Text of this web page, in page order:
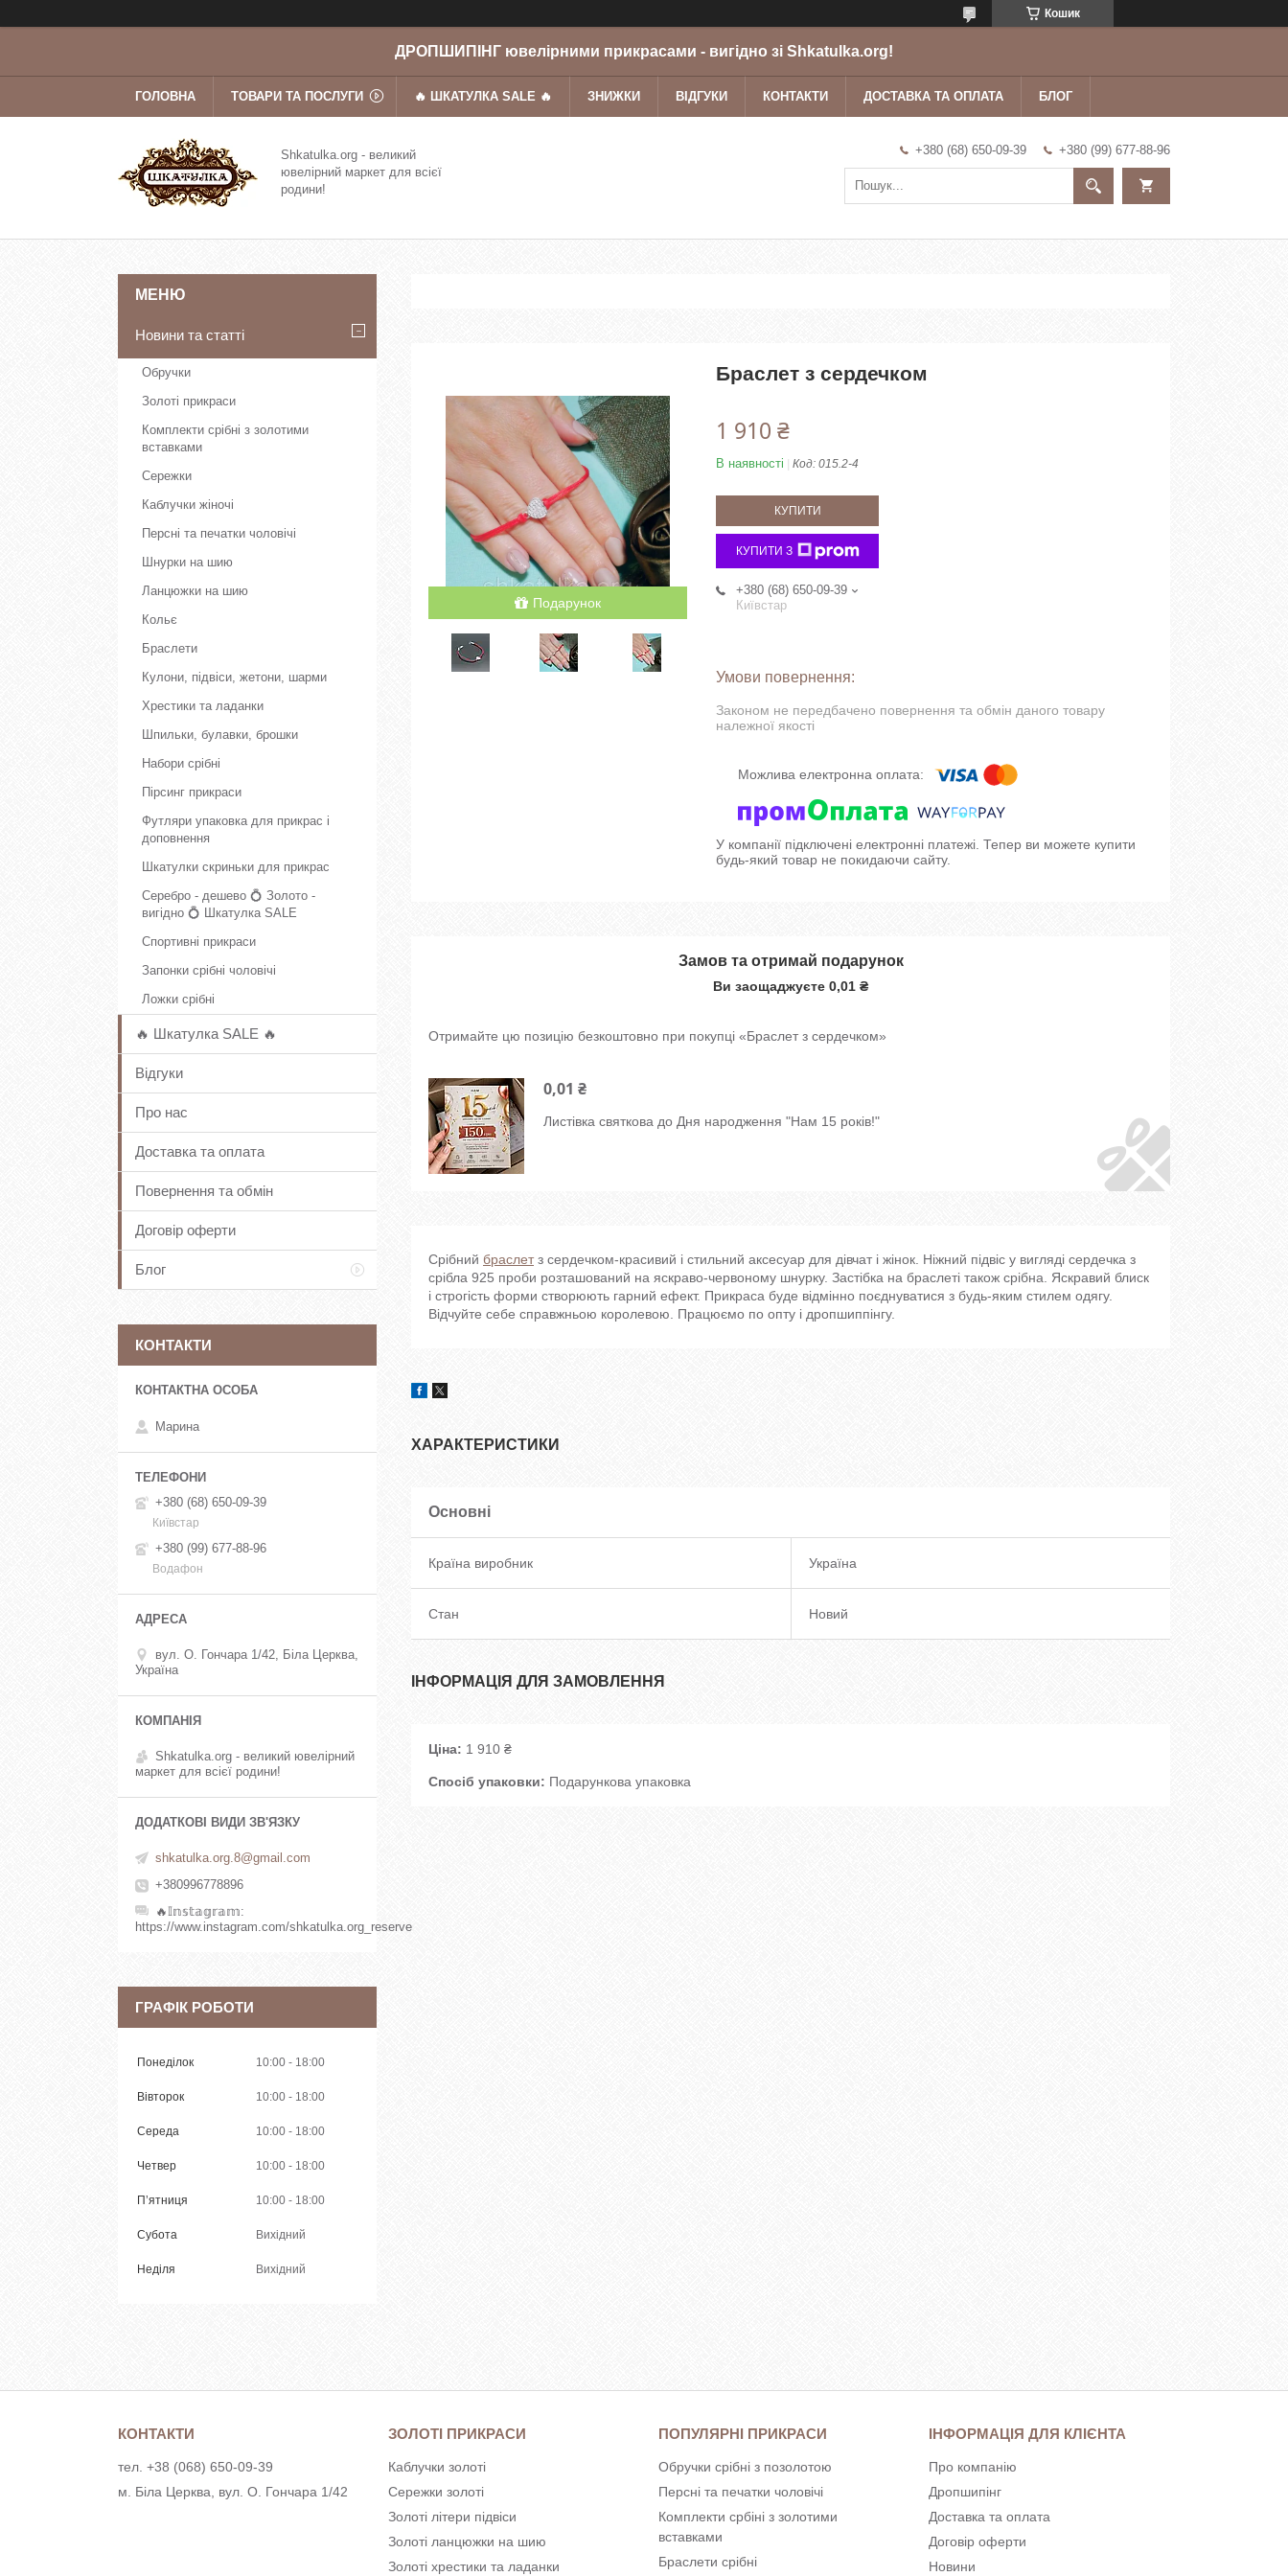
Кошик
ДРОПШИПІНГ ювелірними прикрасами - вигідно зі Shkatulka.org!
ГОЛОВНА ТОВАРИ ТА ПОСЛУГИ 🔥 ШКАТУЛКА SALE 🔥 ЗНИЖКИ ВІДГУКИ КОНТАКТИ ДОСТАВКА ТА ОПЛАТА БЛОГ
Shkatulka.org - великий
ювелірний маркет для всієї
родини!
+380 (68) 650-09-39 +380 (99) 677-88-96
Подарунок
Браслет з сердечком
1 910 ₴
В наявності Код: 015.2-4
КУПИТИ
КУПИТИ З
+380 (68) 650-09-39
Київстар
Законом не передбачено повернення та обмін даного товару
належної якості
У компанії підключені електронні платежі. Тепер ви можете купити
будь-який товар не покидаючи сайту.
Замов та отримай подарунок
Ви заощаджуєте 0,01 ₴
Отримайте цю позицію безкоштовно при покупці «Браслет з сердечком»
0,01 ₴
Листівка святкова до Дня народження "Нам 15 років!"
Срібний браслетз сердечком-красивий і стильний аксесуар для дівчат і жінок. Ніжний підвіс у вигляді сердечка з
срібла 925 проби розташований на яскраво-червоному шнурку. Застібка на браслеті також срібна. Яскравий блиск
і строгість форми створюють гарний ефект. Прикраса буде відмінно поєднуватися з будь-яким стилем одягу.
Відчуйте себе справжньою королевою. Працюємо по опту і дропшиппінгу.
ХАРАКТЕРИСТИКИ
Основні
Країна виробник Україна
Стан Новий
ІНФОРМАЦІЯ ДЛЯ ЗАМОВЛЕННЯ
Ціна: 1 910 ₴
Спосіб упаковки: Подарункова упаковка
Новини та статті
Обручки
Золоті прикраси
Комплекти срібні з золотими
вставками
Сережки
Каблучки жіночі
Персні та печатки чоловічі
Шнурки на шию
Ланцюжки на шию
Кольє
Браслети
Кулони, підвіси, жетони, шарми
Хрестики та ладанки
Шпильки, булавки, брошки
Набори срібні
Пірсинг прикраси
Футляри упаковка для прикрас і
доповнення
Шкатулки скриньки для прикрас
Серебро - дешево 💍 Золото -
вигідно 💍 Шкатулка SALE
Спортивні прикраси
Запонки срібні чоловічі
Ложки срібні
🔥 Шкатулка SALE 🔥
Відгуки
Про нас
Доставка та оплата
Повернення та обмін
Договір оферти
Блог
КОНТАКТИ
Марина
+380 (68) 650-09-39
Київстар
+380 (99) 677-88-96
Водафон
вул. О. Гончара 1/42, Біла Церква,
Україна
Shkatulka.org - великий ювелірний
маркет для всієї родини!
shkatulka.org.8@gmail.com
+380996778896
🔥𝕀𝕟𝕤𝕥𝕒𝕘𝕣𝕒𝕞
https://www.instagram.com/shkatulka.org_reserve
ГРАФІК РОБОТИ
Понеділок 10:00 18:00
Вівторок 10:00 18:00
Середа 10:00 18:00
Четвер 10:00 18:00
Пʼятниця 10:00 18:00
Субота Вихідний
Неділя Вихідний
КОНТАКТИ
тел. +38 (068) 650-09-39
м. Біла Церква, вул. О. Гончара 1/42
ЗОЛОТІ ПРИКРАСИ
Каблучки золоті
Сережки золоті
Золоті літери підвіси
Золоті ланцюжки на шию
Золоті хрестики та ладанки
ПОПУЛЯРНІ ПРИКРАСИ
Обручки срібні з позолотою
Персні та печатки чоловічі
Комплекти србіні з золотими
вставками
Браслети срібні
ІНФОРМАЦІЯ ДЛЯ КЛІЄНТА
Про компанію
Дропшипінг
Доставка та оплата
Договір оферти
Новини